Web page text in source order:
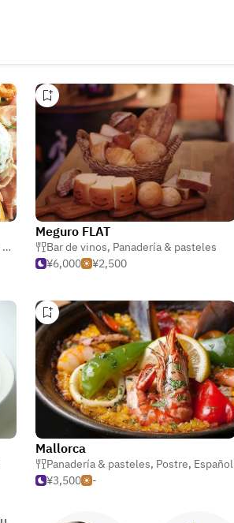
Panadería & pasteles
Meguro FLAT
Bar de vinos, Panadería & pasteles
¥6,000
¥2,500
Mallorca
Panadería & pasteles, Postre, Español
¥3,500
-